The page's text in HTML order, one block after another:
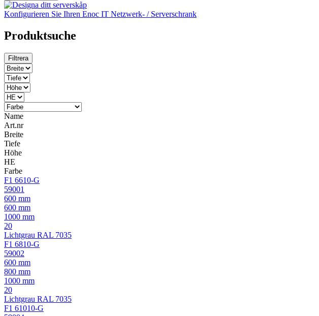
Konfigurieren Sie Ihren Enoc IT Netzwerk- / Serverschrank
Produktsuche
Filtrera
Name
Art.nr
Breite
Tiefe
Höhe
HE
Farbe
F1 6610-G
59001
600 mm
600 mm
1000 mm
20
Lichtgrau RAL 7035
F1 6810-G
59002
600 mm
800 mm
1000 mm
20
Lichtgrau RAL 7035
F1 61010-G